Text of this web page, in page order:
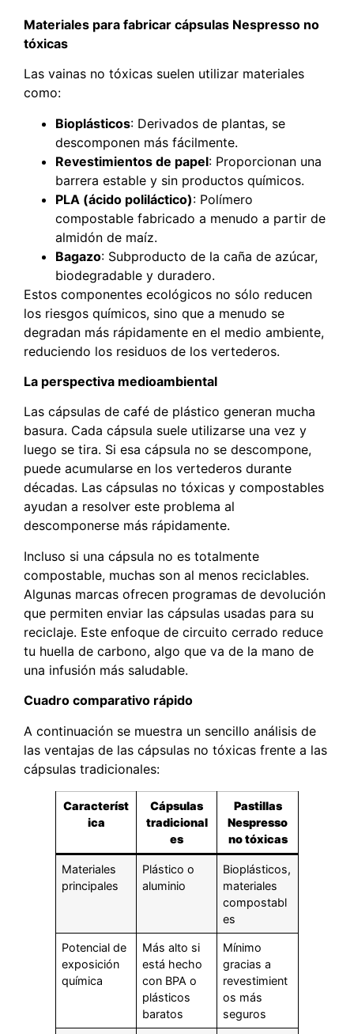
Materiales para fabricar cápsulas Nespresso no
tóxicas
Las vainas no tóxicas suelen utilizar materiales
como:
Bioplásticos: Derivados de plantas, se
descomponen más fácilmente.
Revestimientos de papel: Proporcionan una
barrera estable y sin productos químicos.
PLA (ácido poliláctico): Polímero
compostable fabricado a menudo a partir de
almidón de maíz.
Bagazo: Subproducto de la caña de azúcar,
biodegradable y duradero.
Estos componentes ecológicos no sólo reducen
los riesgos químicos, sino que a menudo se
degradan más rápidamente en el medio ambiente,
reduciendo los residuos de los vertederos.
La perspectiva medioambiental
Las cápsulas de café de plástico generan mucha
basura. Cada cápsula suele utilizarse una vez y
luego se tira. Si esa cápsula no se descompone,
puede acumularse en los vertederos durante
décadas. Las cápsulas no tóxicas y compostables
ayudan a resolver este problema al
descomponerse más rápidamente.
Incluso si una cápsula no es totalmente
compostable, muchas son al menos reciclables.
Algunas marcas ofrecen programas de devolución
que permiten enviar las cápsulas usadas para su
reciclaje. Este enfoque de circuito cerrado reduce
tu huella de carbono, algo que va de la mano de
una infusión más saludable.
Cuadro comparativo rápido
A continuación se muestra un sencillo análisis de
las ventajas de las cápsulas no tóxicas frente a las
cápsulas tradicionales:
Característ
ica
Cápsulas
tradicional
es
Pastillas
Nespresso
no tóxicas
Materiales
principales
Plástico o
aluminio
Bioplásticos,
materiales
compostabl
es
Potencial de
exposición
química
Más alto si
está hecho
con BPA o
plásticos
baratos
Mínimo
gracias a
revestimient
os más
seguros